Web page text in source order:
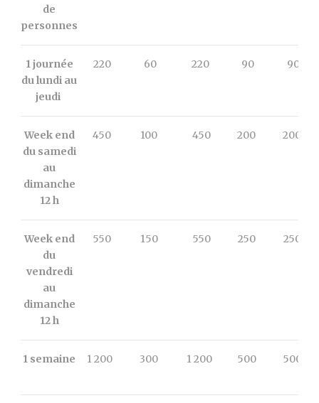
de
personnes
1 journée
du lundi au
jeudi
220 60 220 90 90
Week end
du samedi
au
dimanche
12 h
450 100 450 200
200
Week end
du
vendredi
au
dimanche
12 h
550 150 550 250 250
1 semaine 1 200 300 1 200 500
500